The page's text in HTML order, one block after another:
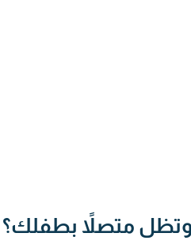
وتظل متصلاً بطفلك؟